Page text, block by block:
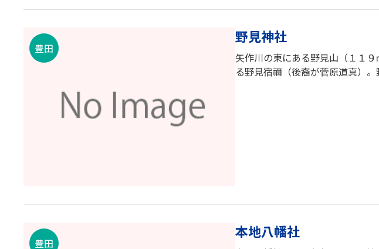
豊田
野見神社
矢作川の東にある野見山（１１
る野見宿禰（後裔が菅原道真）
豊田
本地八幡社